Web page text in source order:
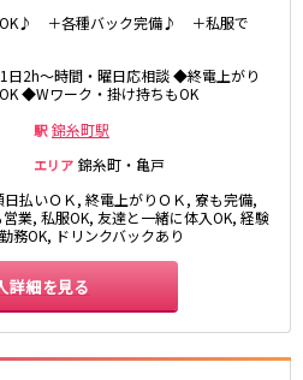
OK♪ ＋各種バック完備♪ ＋私服で
日2h～時間・曜日応相談 ◆終電上がり
◆Wワーク・掛け持ちもOK
駅 錦糸町駅
エリア 錦糸町・亀戸
払いＯＫ, 終電上がりＯＫ, 寮も完備,
業, 私服OK, 友達と一緒に体入OK, 経験
務OK, ドリンクバックあり
詳細を見る
五反田駅
銀座駅
上野広小路駅
渋谷駅
浅草駅
末広町駅
外苑前駅